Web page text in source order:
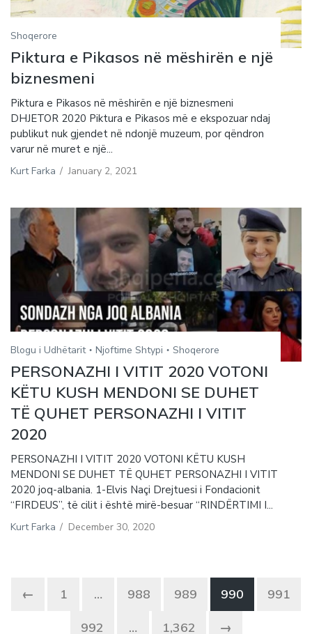
Shoqerore
Piktura e Pikasos në mëshirën e një
biznesmeni
Piktura e Pikasos në mëshirën e një biznesmeni
DHJETOR 2020 Piktura e Pikasos më e ekspozuar ndaj
publikut nuk gjendet në ndonjë muzeum, por qëndron
varur në muret e një...
Kurt Farka / January 2, 2021
Blogu i Udhëtarit Njoftime Shtypi Shoqerore
PERSONAZHI I VITIT 2020 VOTONI
KËTU KUSH MENDONI SE DUHET
TË QUHET PERSONAZHI I VITIT
2020
PERSONAZHI I VITIT 2020 VOTONI KËTU KUSH
MENDONI SE DUHET TË QUHET PERSONAZHI I VITIT
2020 joq-albania. 1-Elvis Naçi Drejtuesi i Fondacionit
“FIRDEUS”, të cilit i është mirë-besuar “RINDËRTIMI I...
Kurt Farka / December 30, 2020
← 1 … 988 989 990 991
992 … 1,362 →